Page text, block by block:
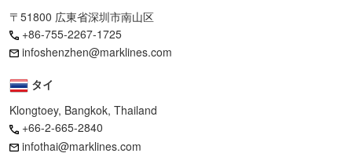
〒51800 広東省深圳市南山区
+86-755-2267-1725
infoshenzhen@marklines.com
タイ
Klongtoey, Bangkok, Thailand
+66-2-665-2840
infothai@marklines.com